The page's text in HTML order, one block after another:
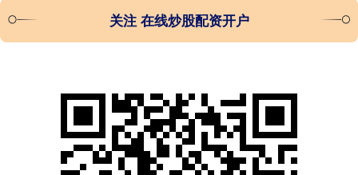
关注 在线炒股配资开户